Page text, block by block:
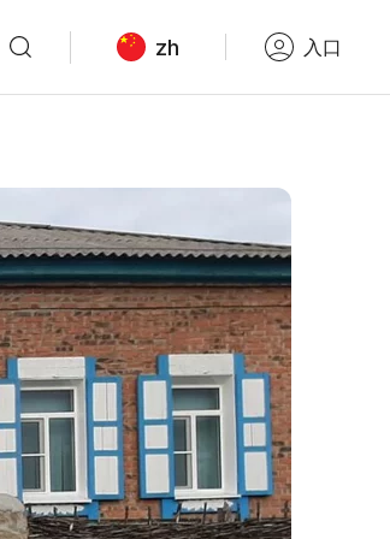
zh 入口